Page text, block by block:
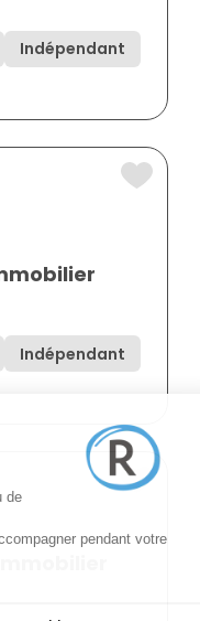
Indépendant
Indépendant